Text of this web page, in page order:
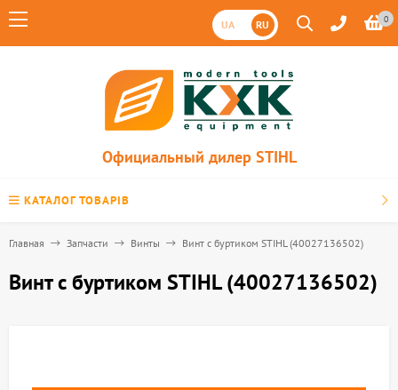
UA RU 0
Официальный дилер STIHL
КАТАЛОГ ТОВАРІВ
Главная Запчасти Винты Винт с буртиком STIHL (40027136502)
Винт с буртиком STIHL (40027136502)